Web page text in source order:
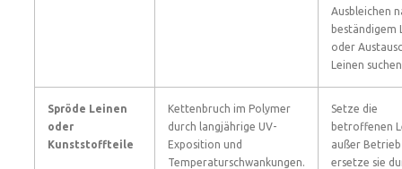
Ausbleichen
beständigem
oder
Leinen
Spröde Leinen
oder
Kunststoffteile
Kettenbruch im Polymer
durch langjährige UV-
Exposition und
Temperaturschwankungen.
Setze die
betroffenen
außer
ersetze sie